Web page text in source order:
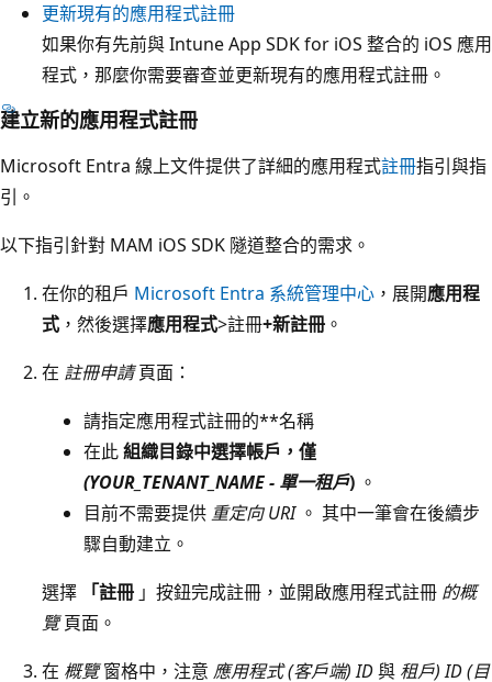
更新現有的應用程式註冊
如果你有先前與 Intune App SDK for iOS 整合的 iOS 應用
程式，那麼你需要審查並更新現有的應用程式註冊。
建立新的應用程式註冊
Microsoft Entra 線上文件提供了詳細的應用程式註冊指引與指
引。
以下指引針對 MAM iOS SDK 隧道整合的需求。
在你的租戶 Microsoft Entra 系統管理中心 ，展開應用程
式 ，然後選擇應用程式>註冊+新註冊 。
在 註冊申請頁面：
請指定應用程式註冊的**名稱
在此組織目錄中選擇帳戶，僅
(YOUR_TENANT_NAME - 單一租戶) 。
目前不需要提供重定向 URI。 其中一筆會在後續步
驟自動建立。
選擇
「註冊 」按鈕完成註冊，並開啟應用程式註冊 的概
覽頁面。
在 概覽窗格中，注意 應用程式 (客戶端) ID與 租戶) ID (目